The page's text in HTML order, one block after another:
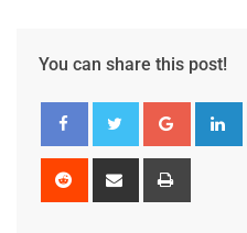
You can share this post!
Google+
Reddit
Share